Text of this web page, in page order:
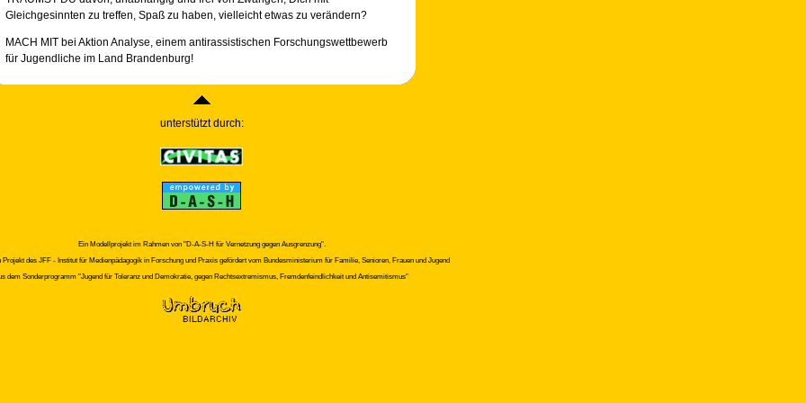
Gleichgesinnten zu treffen, Spaß zu haben, vielleicht etwas zu verändern?
MACH MIT bei Aktion Analyse, einem antirassistischen Forschungswettbewerb
für Jugendliche im Land Brandenburg!
unterstützt durch:
Ein Modellprojekt im Rahmen von "D-A-S-H für Vernetzung gegen Ausgrenzung".
des JFF - Institut für Medienpädagogik in Forschung und Praxis gefördert vom Bundesministerium für Familie, Senioren, Frauen und Jugend
dem Sonderprogramm "Jugend für Toleranz und Demokratie, gegen Rechtsextremismus, Fremdenfeindlichkeit und Antisemitismus"